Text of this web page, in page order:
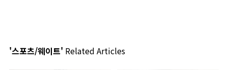
'스포츠/웨이트' Related Articles